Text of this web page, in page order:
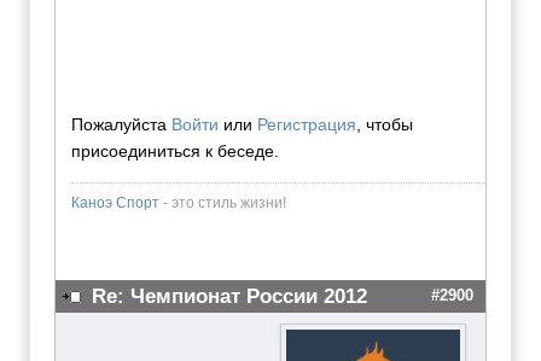
Пожалуйста Войти или Регистрация, чтобы
присоединиться к беседе.
Каноэ Спорт - это стиль жизни!
Re: Чемпионат России 2012 #2900